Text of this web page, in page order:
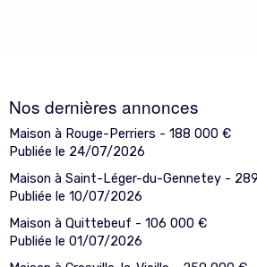
Nos dernières annonces
Maison à Rouge-Perriers - 188 000 €
Publiée le 24/07/2026
Maison à Saint-Léger-du-Gennetey -
Publiée le 10/07/2026
Maison à Quittebeuf - 106 000 €
Publiée le 01/07/2026